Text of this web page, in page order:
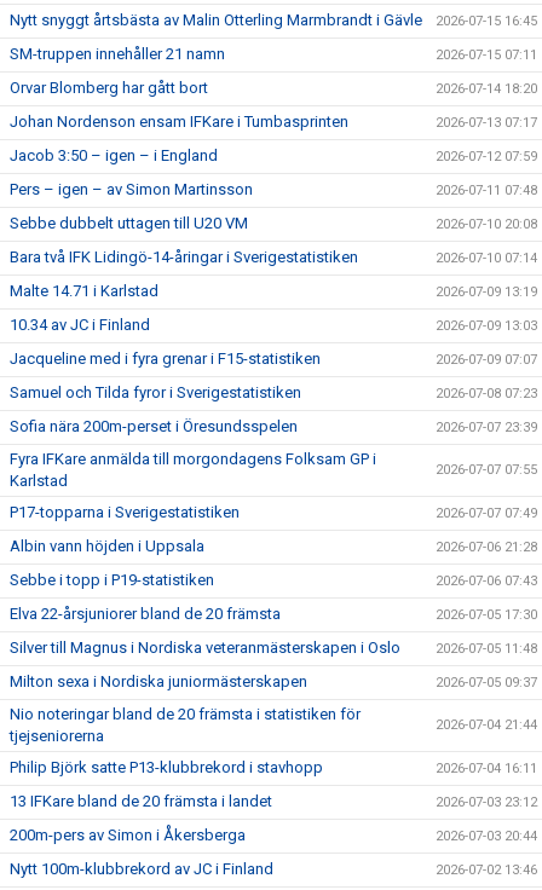
Nytt snyggt årtsbästa av Malin Otterling Marmbrandt i Gävle 2026-07-15 16:45
SM-truppen innehåller 21 namn 2026-07-15 07:11
Orvar Blomberg har gått bort 2026-07-14 18:20
Johan Nordenson ensam IFKare i Tumbasprinten 2026-07-13 07:17
Jacob 3:50 – igen – i England 2026-07-12 07:59
Pers – igen – av Simon Martinsson 2026-07-11 07:48
Sebbe dubbelt uttagen till U20 VM 2026-07-10 20:08
Bara två IFK Lidingö-14-åringar i Sverigestatistiken 2026-07-10 07:14
Malte 14.71 i Karlstad 2026-07-09 13:19
10.34 av JC i Finland 2026-07-09 13:03
Jacqueline med i fyra grenar i F15-statistiken 2026-07-09 07:07
Samuel och Tilda fyror i Sverigestatistiken 2026-07-08 07:23
Sofia nära 200m-perset i Öresundsspelen 2026-07-07 23:39
Fyra IFKare anmälda till morgondagens Folksam GP i
Karlstad
2026-07-07 07:55
P17-topparna i Sverigestatistiken 2026-07-07 07:49
Albin vann höjden i Uppsala 2026-07-06 21:28
Sebbe i topp i P19-statistiken 2026-07-06 07:43
Elva 22-årsjuniorer bland de 20 främsta 2026-07-05 17:30
Silver till Magnus i Nordiska veteranmästerskapen i Oslo 2026-07-05 11:48
Milton sexa i Nordiska juniormästerskapen 2026-07-05 09:37
Nio noteringar bland de 20 främsta i statistiken för
tjejseniorerna
2026-07-04 21:44
Philip Björk satte P13-klubbrekord i stavhopp 2026-07-04 16:11
13 IFKare bland de 20 främsta i landet 2026-07-03 23:12
200m-pers av Simon i Åkersberga 2026-07-03 20:44
Nytt 100m-klubbrekord av JC i Finland 2026-07-02 13:46